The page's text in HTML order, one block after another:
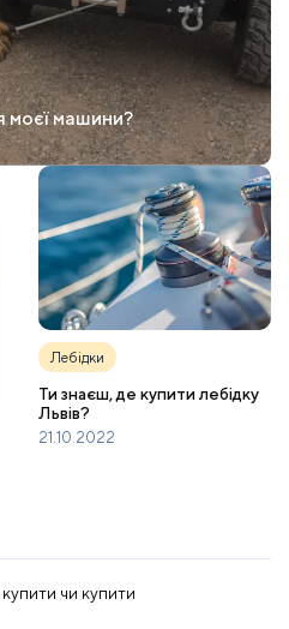
моєї машини?
Лебідки
Ти знаєш, де купити лебідку
Львів?
21.10.2022
чи купити